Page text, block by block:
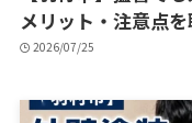
メリット・注意点
2026/07/25